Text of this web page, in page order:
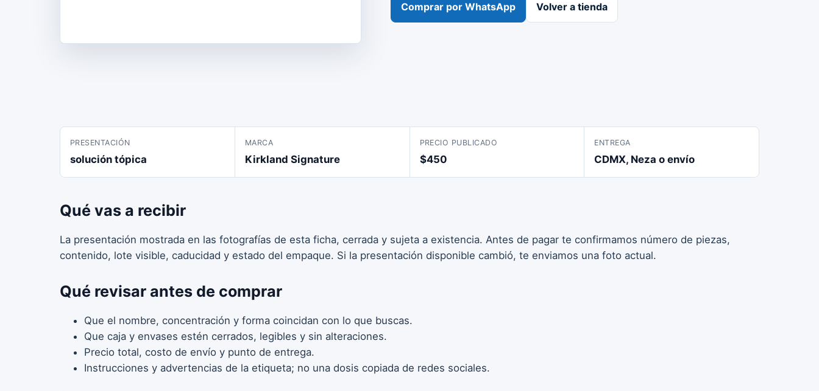
Comprar por WhatsApp Volver a tienda
PRESENTACIÓN
solución tópica
MARCA
Kirkland Signature
PRECIO PUBLICADO
$450
ENTREGA
CDMX, Neza o envío
Qué vas a recibir
La presentación mostrada en las fotografías de esta ficha, cerrada y sujeta a existencia. Antes de pagar te confirmamos número de piezas,
contenido, lote visible, caducidad y estado del empaque. Si la presentación disponible cambió, te enviamos una foto actual.
Qué revisar antes de comprar
Que el nombre, concentración y forma coincidan con lo que buscas.
Que caja y envases estén cerrados, legibles y sin alteraciones.
Precio total, costo de envío y punto de entrega.
Instrucciones y advertencias de la etiqueta; no una dosis copiada de redes sociales.